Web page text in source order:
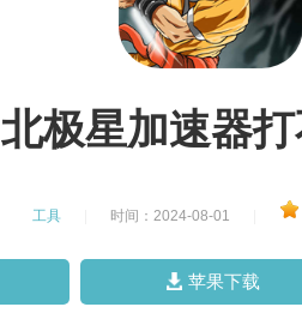
北极星加速器
工具 时间：2024-08-01
苹果下载